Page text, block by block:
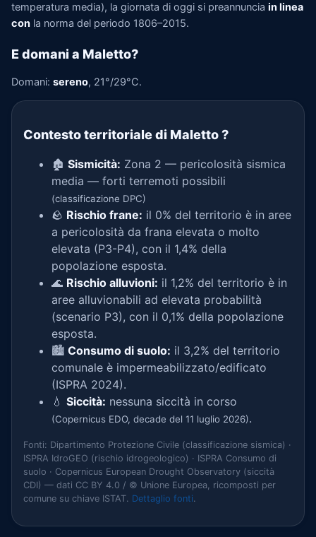
temperatura media), la giornata di oggi si preannuncia in linea
con la norma del periodo 1806–2015.
E domani a Maletto?
Domani: sereno, 21°/29°C.
Contesto territoriale di Maletto?
🏚️ Sismicità: Zona 2 — pericolosità sismica
media — forti terremoti possibili
(classificazione DPC)
🪨 Rischio frane: il 0% del territorio è in aree
a pericolosità da frana elevata o molto
elevata (P3-P4), con il 1,4% della
popolazione esposta.
🌊 Rischio alluvioni: il 1,2% del territorio è in
aree alluvionabili ad elevata probabilità
(scenario P3), con il 0,1% della popolazione
esposta.
🏙️ Consumo di suolo: il 3,2% del territorio
comunale è impermeabilizzato/edificato
(ISPRA 2024).
💧 Siccità: nessuna siccità in corso
(Copernicus EDO, decade del 11 luglio 2026).
Fonti: Dipartimento Protezione Civile (classificazione sismica) ·
ISPRA IdroGEO (rischio idrogeologico) · ISPRA Consumo di
suolo · Copernicus European Drought Observatory (siccità
CDI) — dati CC BY 4.0 / © Unione Europea, ricomposti per
comune su chiave ISTAT. Dettaglio fonti.